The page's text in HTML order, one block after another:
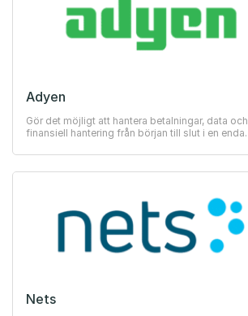
Adyen
Gör det möjligt att hantera betalningar, data och
finansiell hantering från början till slut i en enda
Nets